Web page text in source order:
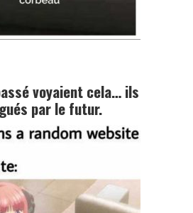
voyaient cela… ils
par le futur.